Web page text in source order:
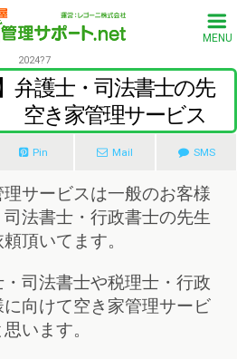
MENU
2024?7
弁護士・司法書士の先
空き家管理サービス
Pin Mail SMS
サービスは一般のお客様
法書士・行政書士の先生
頂いてます。
司法書士や税理士・行政
向けて空き家管理サービ
います。